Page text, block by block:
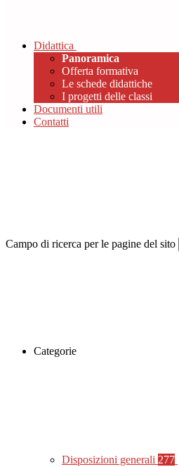
Didattica
Panoramica
Offerta formativa
Le schede didattiche
I progetti delle classi
Documenti utili
Contatti
Campo di ricerca per le pagine del sito
Categorie
Disposizioni generali 277